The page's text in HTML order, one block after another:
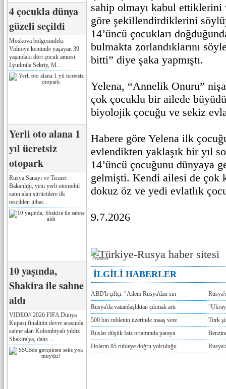
4 çocukla dünya
güzeli seçildi
Moskova bölgesindeki
Vidnoye kentinde yaşayan 39
yaşındaki dört çocuk annesi
Lyudmila Sekriy, M...
Yerli oto alana 1
yıl ücretsiz
otopark
Rusya Sanayi ve Ticaret
Bakanlığı, yeni yerli otomobil
satın alan sürücülere ilk
tescilden itibar...
10 yaşında,
Shakira ile sahne
aldı
VIDEO// 2026 FIFA Dünya
Kupası finalinin devre arasında
sahne alan Kolombiyalı yıldız
Shakira'ya, dans ...
sahip olmayı kabul ettiklerini
göre şekillendirdiklerini
14’üncü çocukları
bulmakta zorlandıklarını
bitti” diye şaka yapmıştı.
Yelena, “Annelik Onuru”
çok çocuklu bir ailede
biyolojik çocuğu ve sekiz
Habere göre Yelena ilk
evlendikten yaklaşık bir yıl
14’üncü çocuğunu dünyaya
gelmişti. Kendi ailesi de çok
dokuz öz ve yedi evlatlık
9.7.2026
Реклама
İLGİLİ HABERLER
ABD'li çiftçi: "Ailem Rusya'dan sın
Rusya'da vatandaşlıktan çıkmak artı
500 bin rublenin üzerinde maaş vere
Türk
Ruslar düşük faiz ortamında paraya
Doların 85 rubleye doğru yolculuğu